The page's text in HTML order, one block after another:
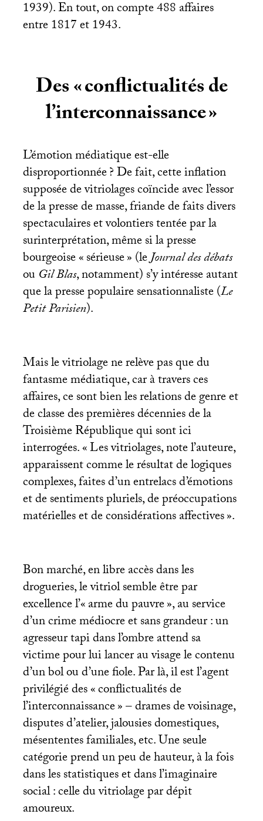
1939). En tout, on compte 488 affaires
entre 1817 et 1943.
Des «conflictualités de
l’interconnaissance»
L’émotion médiatique est-elle
disproportionnée? De fait, cette inflation
supposée de vitriolages coïncide avec l’essor
de la presse de masse, friande de faits divers
spectaculaires et volontiers tentée par la
surinterprétation, même si la presse
bourgeoise «sérieuse» (leJournal des débats
ouGil Blas, notamment) s’y intéresse autant
que la presse populaire sensationnaliste (Le
Petit Parisien).
Mais le vitriolage ne relève pas que du
fantasme médiatique, car à travers ces
affaires, ce sont bien les relations de genre et
de classe des premières décennies de la
Troisième République qui sont ici
interrogées. «Les vitriolages, note l’auteure,
apparaissent comme le résultat de logiques
complexes, faites d’un entrelacs d’émotions
et de sentiments pluriels, de préoccupations
matérielles et de considérations affectives».
Bon marché, en libre accès dans les
drogueries, le vitriol semble être par
excellence l’«arme du pauvre», au service
d’un crime médiocre et sans grandeur : un
agresseur tapi dans l’ombre attend sa
victime pour lui lancer au visage le contenu
d’un bol ou d’une fiole. Par là, il est l’agent
privilégié des «conflictualités de
l’interconnaissance» – drames de voisinage,
disputes d’atelier, jalousies domestiques,
mésententes familiales, etc. Une seule
catégorie prend un peu de hauteur, à la fois
dans les statistiques et dans l’imaginaire
social : celle du vitriolage par dépit
amoureux.